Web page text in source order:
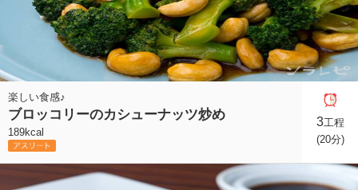
楽しい食感♪
ブロッコリーのカシューナッツ炒め
189kcal
3工程
(20分)